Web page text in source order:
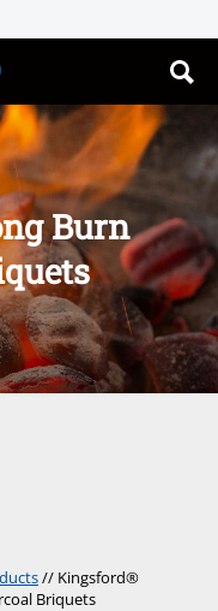
Burn
// Kingsford®
Briquets